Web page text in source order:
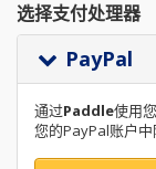
选择支付处理器
PayPal
通过Paddle使用
您的PayPal账户